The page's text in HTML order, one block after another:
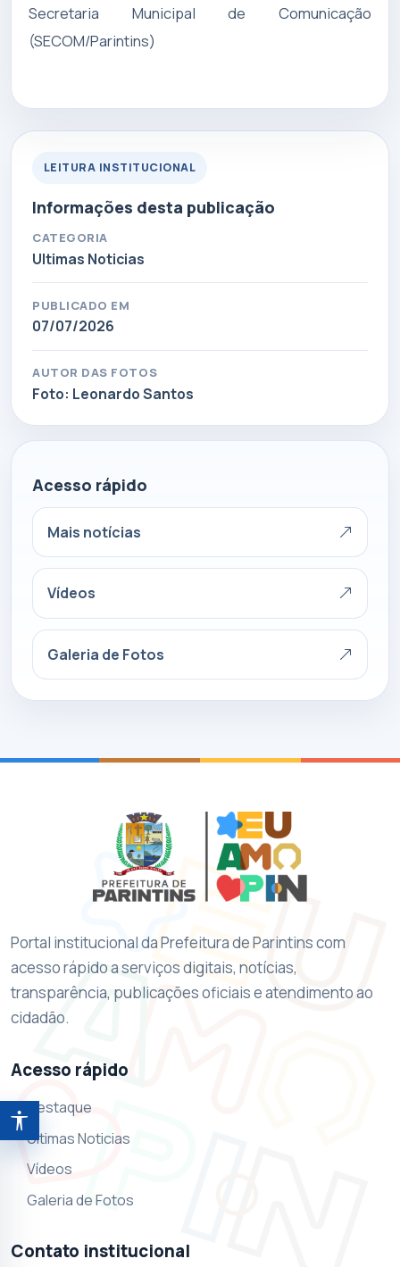
Abrir ferramentas de acessibilidade
Secretaria Municipal de Comunicação
(SECOM/Parintins)
LEITURA INSTITUCIONAL
Informações desta publicação
CATEGORIA
Ultimas Noticias
PUBLICADO EM
07/07/2026
AUTOR DAS FOTOS
Foto: Leonardo Santos
Acesso rápido
Mais notícias
Vídeos
Galeria de Fotos
Portal institucional da Prefeitura de Parintins com
acesso rápido a serviços digitais, notícias,
transparência, publicações oficiais e atendimento ao
cidadão.
Acesso rápido
Destaque
Ultimas Noticias
Vídeos
Galeria de Fotos
Contato institucional